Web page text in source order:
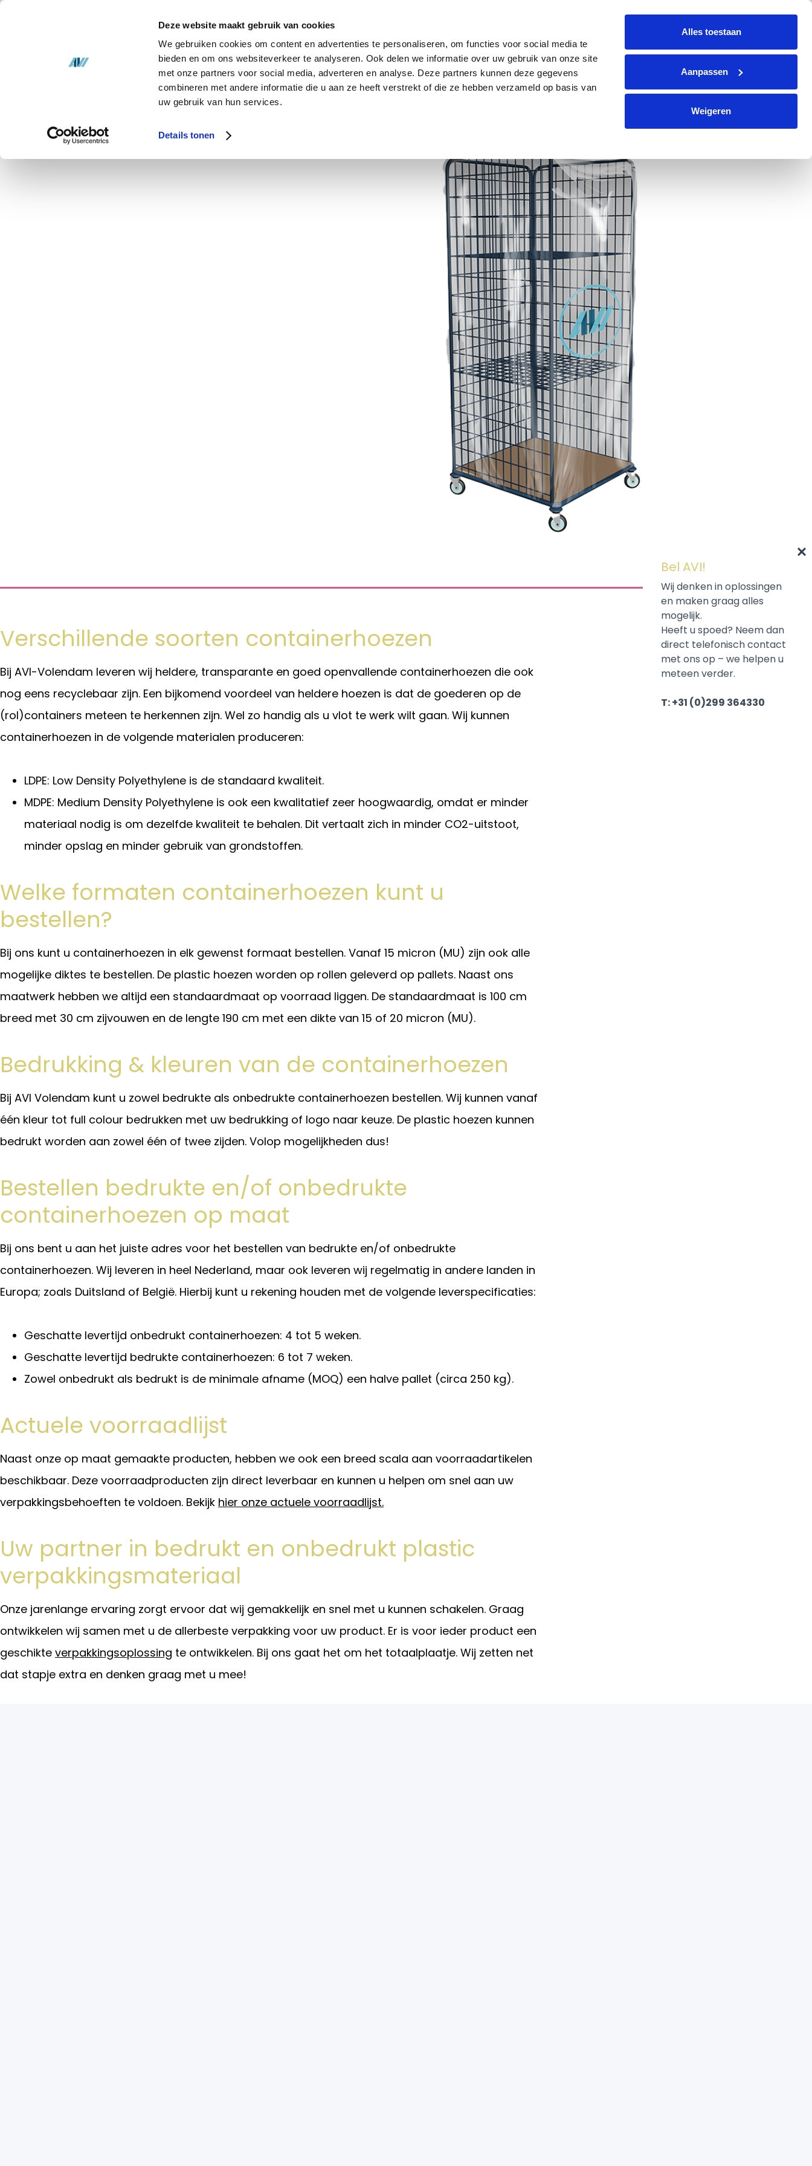
Deze website maakt gebruik van cookies
We gebruiken cookies om content en advertenties te personaliseren, om functies voor social media te
bieden en om ons websiteverkeer te analyseren. Ook delen we informatie over uw gebruik van onze site
met onze partners voor social media, adverteren en analyse. Deze partners kunnen deze gegevens
combineren met andere informatie die u aan ze heeft verstrekt of die ze hebben verzameld op basis van
uw gebruik van hun services.
Details tonen
Alles toestaan
Aanpassen
Weigeren
+31 (0)299 364330 info@avi-volendam.nl
NL
OPLOSSINGEN VOORRAAD OVER ONS NIEUWS CONTACT Offerte aanvragen
Containerhoezen
Bel AVI!
Wij denken in oplossingen
en maken graag alles
mogelijk.
Heeft u spoed? Neem dan
direct telefonisch contact
met ons op – we helpen u
meteen verder.
T: +31 (0)299 364330
Verschillende soorten containerhoezen
Bij AVI-Volendam leveren wij heldere, transparante en goed openvallende containerhoezen die ook
nog eens recyclebaar zijn. Een bijkomend voordeel van heldere hoezen is dat de goederen op de
(rol)containers meteen te herkennen zijn. Wel zo handig als u vlot te werk wilt gaan. Wij kunnen
containerhoezen in de volgende materialen produceren:
LDPE: Low Density Polyethylene is de standaard kwaliteit.
MDPE: Medium Density Polyethylene is ook een kwalitatief zeer hoogwaardig, omdat er minder
materiaal nodig is om dezelfde kwaliteit te behalen. Dit vertaalt zich in minder CO2-uitstoot,
minder opslag en minder gebruik van grondstoffen.
Welke formaten containerhoezen kunt u
bestellen?
Bij ons kunt u containerhoezen in elk gewenst formaat bestellen. Vanaf 15 micron (MU) zijn ook alle
mogelijke diktes te bestellen. De plastic hoezen worden op rollen geleverd op pallets. Naast ons
maatwerk hebben we altijd een standaardmaat op voorraad liggen. De standaardmaat is 100 cm
breed met 30 cm zijvouwen en de lengte 190 cm met een dikte van 15 of 20 micron (MU).
Bedrukking & kleuren van de containerhoezen
Bij AVI Volendam kunt u zowel bedrukte als onbedrukte containerhoezen bestellen. Wij kunnen vanaf
één kleur tot full colour bedrukken met uw bedrukking of logo naar keuze. De plastic hoezen kunnen
bedrukt worden aan zowel één of twee zijden. Volop mogelijkheden dus!
Bestellen bedrukte en/of onbedrukte
containerhoezen op maat
Bij ons bent u aan het juiste adres voor het bestellen van bedrukte en/of onbedrukte
containerhoezen. Wij leveren in heel Nederland, maar ook leveren wij regelmatig in andere landen in
Europa; zoals Duitsland of België. Hierbij kunt u rekening houden met de volgende leverspecificaties:
Geschatte levertijd onbedrukt containerhoezen: 4 tot 5 weken.
Geschatte levertijd bedrukte containerhoezen: 6 tot 7 weken.
Zowel onbedrukt als bedrukt is de minimale afname (MOQ) een halve pallet (circa 250 kg).
Actuele voorraadlijst
Naast onze op maat gemaakte producten, hebben we ook een breed scala aan voorraadartikelen
beschikbaar. Deze voorraadproducten zijn direct leverbaar en kunnen u helpen om snel aan uw
verpakkingsbehoeften te voldoen. Bekijk hier onze actuele voorraadlijst.
Uw partner in bedrukt en onbedrukt plastic
verpakkingsmateriaal
Onze jarenlange ervaring zorgt ervoor dat wij gemakkelijk en snel met u kunnen schakelen. Graag
ontwikkelen wij samen met u de allerbeste verpakking voor uw product. Er is voor ieder product een
geschikte verpakkingsoplossing te ontwikkelen. Bij ons gaat het om het totaalplaatje. Wij zetten net
dat stapje extra en denken graag met u mee!